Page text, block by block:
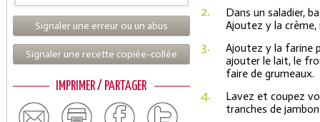
Signaler une erreur ou un abus
Signaler une recette copiée-collée
IMPRIMER / PARTAGER
2.
Dans un saladier,
Ajoutez y la
3.
Ajoutez y la farine
ajouter le lait, le
faire de grumeaux.
4.
Lavez et coupez
tranches de